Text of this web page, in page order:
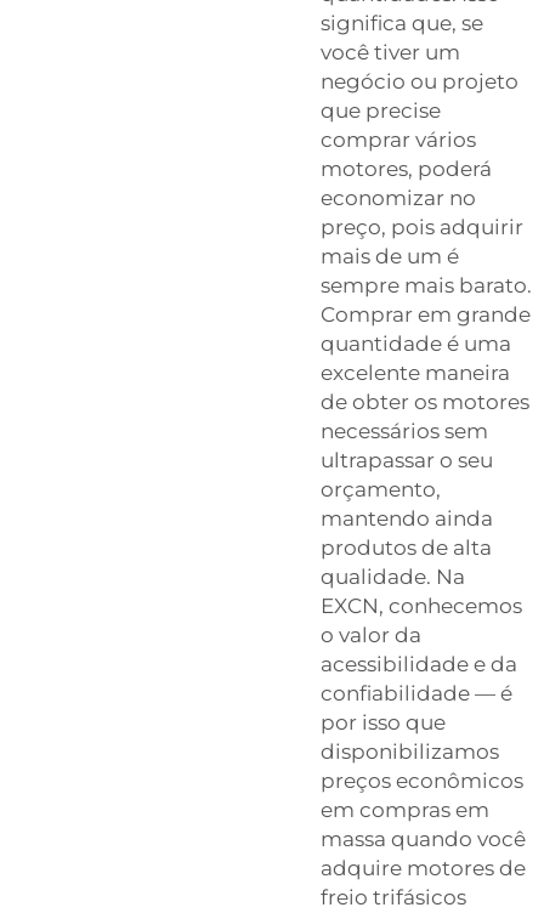
significa que, se
você tiver um
negócio ou projeto
que precise
comprar vários
motores, poderá
economizar no
preço, pois adquirir
mais de um é
sempre mais barato.
Comprar em grande
quantidade é uma
excelente maneira
de obter os motores
necessários sem
ultrapassar o seu
orçamento,
mantendo ainda
produtos de alta
qualidade. Na
EXCN, conhecemos
o valor da
acessibilidade e da
confiabilidade — é
por isso que
disponibilizamos
preços econômicos
em compras em
massa quando você
adquire motores de
freio trifásicos